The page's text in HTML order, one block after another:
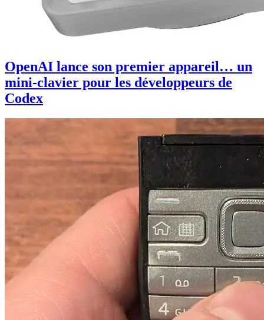
OpenAI lance son premier appareil… un
mini-clavier pour les développeurs de
Codex